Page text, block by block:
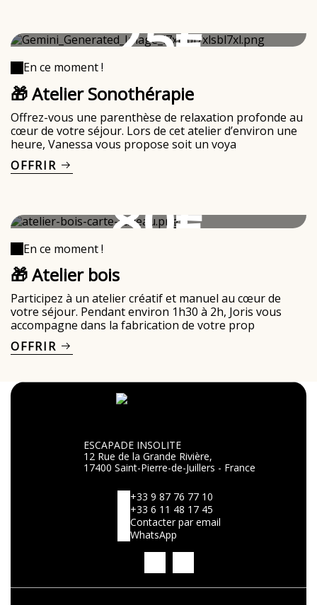
25€
En ce moment !
🎁 Atelier Sonothérapie
Offrez-vous une parenthèse de relaxation profonde au
cœur de votre séjour. Lors de cet atelier d’environ une
heure, Vanessa vous propose soit un voya
OFFRIR
80€
En ce moment !
🎁 Atelier bois
Participez à un atelier créatif et manuel au cœur de
votre séjour. Pendant environ 1h30 à 2h, Joris vous
accompagne dans la fabrication de votre prop
OFFRIR
ESCAPADE INSOLITE
12 Rue de la Grande Rivière,
17400 Saint-Pierre-de-Juillers - France
+33 9 87 76 77 10
+33 6 11 48 17 45
Contacter par email
WhatsApp